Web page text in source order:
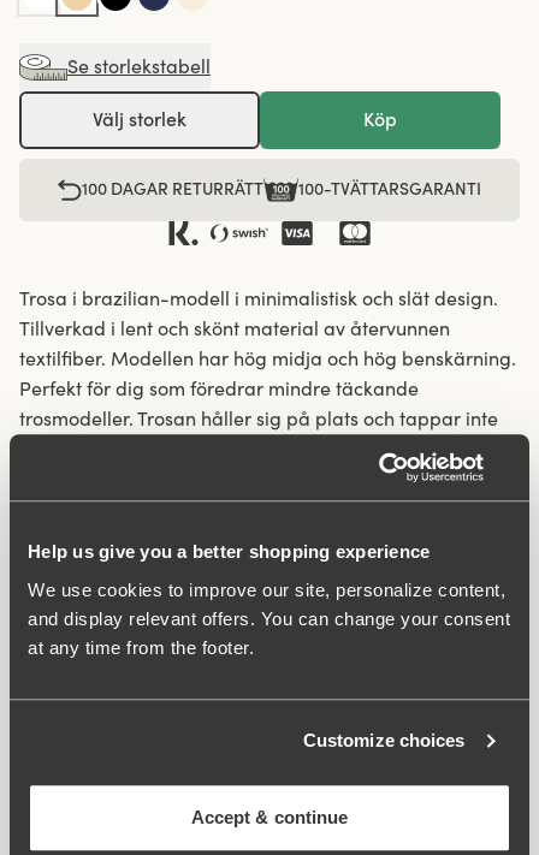
Help us give you a better shopping experience
We use cookies to improve our site, personalize content,
and display relevant offers. You can change your consent
at any time from the footer.
Customize choices
Accept & continue
Se storlekstabell
Välj storlek Köp
100 DAGAR RETURRÄTT 100-TVÄTTARSGARANTI
Trosa i brazilian-modell i minimalistisk och slät design.
Tillverkad i lent och skönt material av återvunnen
textilfiber. Modellen har hög midja och hög benskärning.
Perfekt för dig som föredrar mindre täckande
trosmodeller. Trosan håller sig på plats och tappar inte
formen eller glider ner. Ger en trygg känsla hela dagen.
Flatlocksömmar i midja och benöppningar gör att trosan
inte skär in och är väldigt diskret under kläder. Sidsöm
Material av återvunnen textilfiber.
Hög midja och hög benskärning.
Glider inte ner.
Bomullsfodrad gren